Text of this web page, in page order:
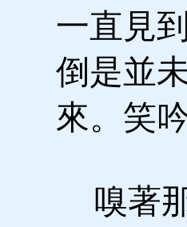
一直見
倒是並
來。笑
嗅著